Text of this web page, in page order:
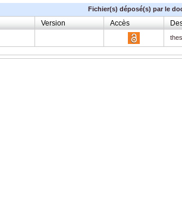
Fichier(s) déposé(s) par le
Version Accès